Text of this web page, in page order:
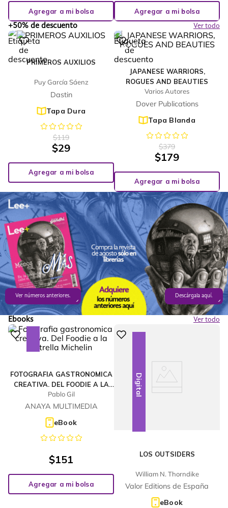
Agregar a mi bolsa
Agregar a mi bolsa
+50% de descuento
Ver todo
PRIMEROS AUXILIOS
Puy García Sáenz
Dastin
Tapa Dura
76%
$119
$29
Agregar a mi bolsa
JAPANESE WARRIORS,
ROGUES AND BEAUTIES
Varios Autores
Dover Publications
Tapa Blanda
-53%
$379
$179
Agregar a mi bolsa
Ver números anteriores. Descárgala aquí.
Ebooks Ver todo
Digital
FOTOGRAFIA GASTRONOMICA
CREATIVA. DEL FOODIE A LA
ESTRELLA MICHELIN
Pablo Gil
ANAYA MULTIMEDIA
eBook
$151
Agregar a mi bolsa
Digital
LOS OUTSIDERS
William N. Thorndike
Valor Editions de España
eBook